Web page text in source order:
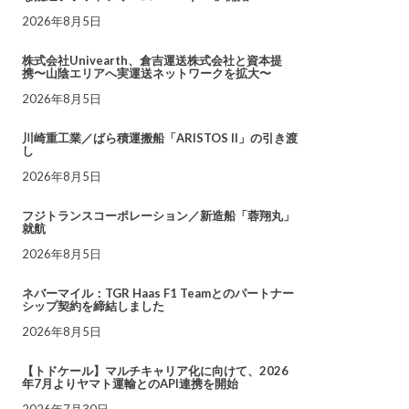
2026年8月5日
株式会社Univearth、倉吉運送株式会社と資本提
携〜山陰エリアへ実運送ネットワークを拡大〜
2026年8月5日
川崎重工業／ばら積運搬船「ARISTOS II」の引き渡
し
2026年8月5日
フジトランスコーポレーション／新造船「蓉翔丸」
就航
2026年8月5日
ネバーマイル：TGR Haas F1 Teamとのパートナー
シップ契約を締結しました
2026年8月5日
【トドケール】マルチキャリア化に向けて、2026
年7月よりヤマト運輸とのAPI連携を開始